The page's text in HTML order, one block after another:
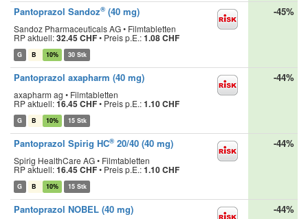
Pantoprazol Sandoz® (40 mg)
Sandoz Pharmaceuticals AG • Filmtabletten
RP aktuell:32.45 CHF• Preis p.E.:1.08 CHF
G B 10% 30 Stk
-45%
Pantoprazol axapharm (40 mg)
axapharm ag • Filmtabletten
RP aktuell:16.45 CHF• Preis p.E.:1.10 CHF
G B 10% 15 Stk
-44%
Pantoprazol Spirig HC® 20/40 (40 mg)
Spirig HealthCare AG • Filmtabletten
RP aktuell:16.45 CHF• Preis p.E.:1.10 CHF
G B 10% 15 Stk
-44%
Pantoprazol NOBEL (40 mg) -44%